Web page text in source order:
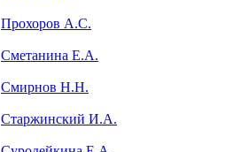
Прохоров А.С.
Сметанина Е.А.
Смирнов Н.Н.
Старжинский И.А.